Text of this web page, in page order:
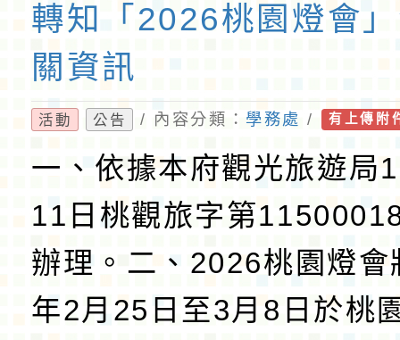
轉知「2026桃園燈會
關資訊
活動 公告 / 內容分類： 學務處 / 有上傳附
一、依據本府觀光旅遊局
11日桃觀旅字第
辦理。二、2026桃園燈
年2月25日至3月8日於桃